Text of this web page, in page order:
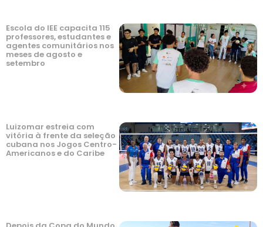
Escola do IEE capacita 115
professores, estudantes e
agentes comunitários nos
meses de agosto e
setembro
Luizomar estreia com
vitória à frente da seleção
cubana nos Jogos Centro-
Americanos e do Caribe